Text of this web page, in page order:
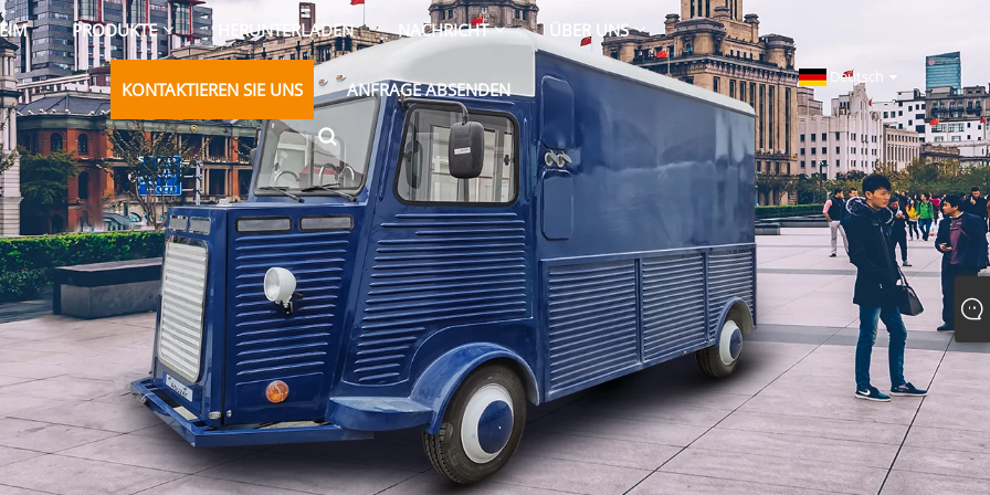
PRODUKTE HERUNTERLADEN NACHRICHT ÜBER UNS
KONTAKTIEREN SIE UNS ANFRAGE ABSENDEN
Deutsch